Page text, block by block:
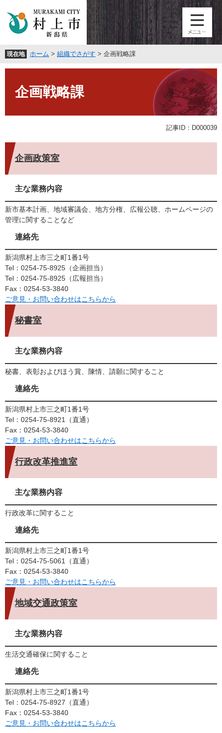
頭
で
飛
ば
現在地 ホーム > 組織でさがす > 企画戦略課
企画戦略課
記事ID：D000039
企画政策室
主な業務内容
新市基本計画、地域審議会、地方分権、広報公聴、ホームページの
管理に関することなど
連絡先
新潟県村上市三之町1番1号
Tel：0254-75-8925
企画担当
Tel：0254-75-8925
広報担当
Fax：0254-53-3840
ご意見・お問い合わせはこちらから
秘書室
主な業務内容
秘書、表彰およびほう賞、陳情、請願に関すること
連絡先
新潟県村上市三之町1番1号
Tel：0254-75-8921
直通
Fax：0254-53-3840
ご意見・お問い合わせはこちらから
行政改革推進室
主な業務内容
行政改革に関すること
連絡先
新潟県村上市三之町1番1号
Tel：0254-75-5061
直通
Fax：0254-53-3840
ご意見・お問い合わせはこちらから
地域交通政策室
主な業務内容
生活交通確保に関すること
連絡先
新潟県村上市三之町1番1号
Tel：0254-75-8927
直通
Fax：0254-53-3840
ご意見・お問い合わせはこちらから